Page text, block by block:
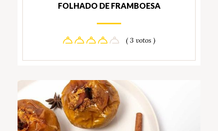
FOLHADO DE FRAMBOESA
( 3 votos )